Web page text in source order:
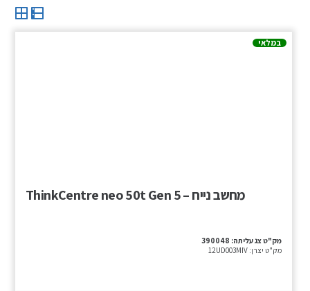
במלאי
מחשב נייח – ThinkCentre neo 50t Gen 5
מק"ט צג עליתה: 390048
מק"ט יצרן: 12UD003MIV